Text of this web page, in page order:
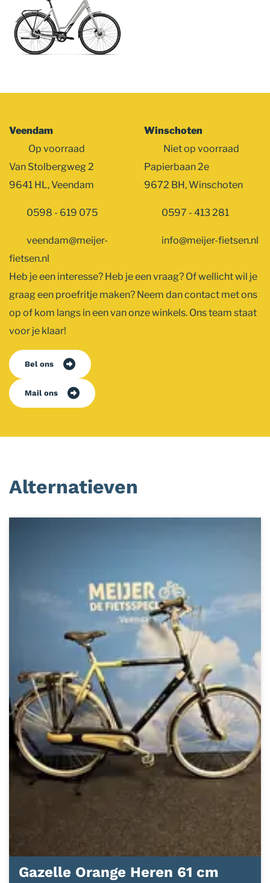
Veendam
Op voorraad
Van Stolbergweg 2
9641 HL, Veendam
0598 - 619 075
veendam@meijer-
fietsen.nl
Winschoten
Niet op voorraad
Papierbaan 2e
9672 BH, Winschoten
0597 - 413 281
info@meijer-fietsen.nl
Heb je een interesse? Heb je een vraag? Of wellicht wil je
graag een proefritje maken? Neem dan contact met ons
op of kom langs in een van onze winkels. Ons team staat
voor je klaar!
Bel ons
Mail ons
Alternatieven
Gazelle Orange Heren 61 cm